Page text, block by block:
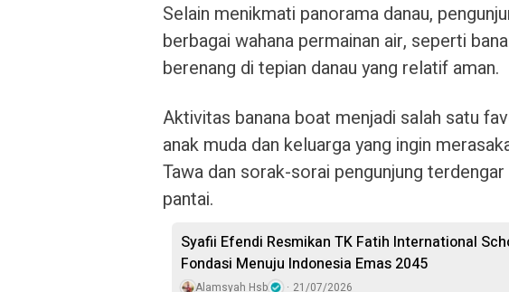
Selain menikmati panorama danau,
berbagai wahana permainan air, seperti
berenang di tepian danau yang relatif aman.
Aktivitas banana boat menjadi salah satu
anak muda dan keluarga yang ingin
Tawa dan sorak-sorai pengunjung
pantai.
Syafii Efendi Resmikan TK Fatih International
Fondasi Menuju Indonesia Emas 2045
Alamsyah Hsb 21/07/2026